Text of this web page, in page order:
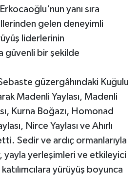
yanı sıra
gelen deneyimli
liderlerinin
güvenli bir şekilde
güzergâhındaki Kuğulu
Madenli Yaylası, Madenli
Kurna Boğazı, Homonad
Nirce Yaylası ve Ahırlı
Sedir ve ardıç ormanlarıyla
yayla yerleşimleri ve etkileyici
yürüyüş boyunca